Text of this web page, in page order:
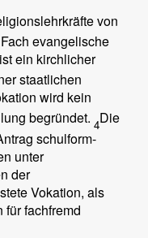
von
evangelische
ein kirchlicher
staatlichen
wird kein
begründet. 4Die
schulform-
unter
der
Vokation, als
für fachfremd